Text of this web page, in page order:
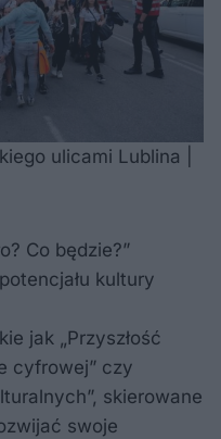
ulicami Lublina |
Co będzie?”
kultury
jak „Przyszłość
cyfrowej” czy
skierowane
swoje